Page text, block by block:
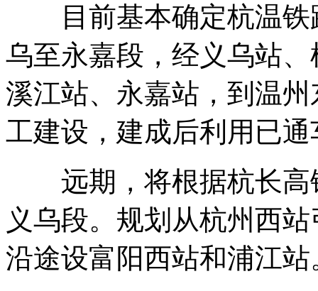
目前基本确定杭温铁
乌至永嘉段，经义乌站
溪江站、永嘉站，到温
工建设，建成后利用已
远期，将根据杭长高
义乌段。规划从杭州西
沿途设富阳西站和浦江站